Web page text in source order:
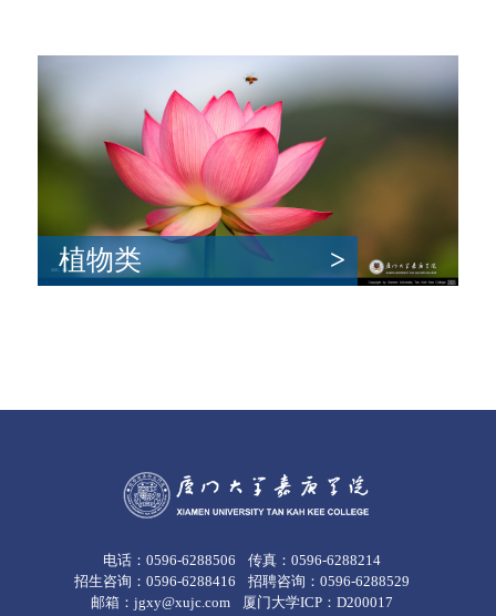
植物类 >
电话：0596-6288506
传真：0596-6288214
招生咨询：0596-6288416
招聘咨询：0596-6288529
邮箱：jgxy@xujc.com
厦门大学ICP：D200017